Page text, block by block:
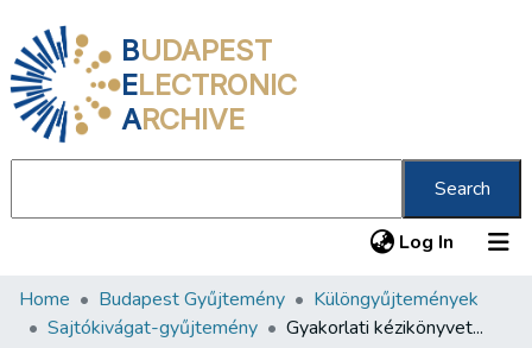
BUDAPEST
ELECTRONIC
ARCHIVE
Search
Log In (current)
Communities & Collections
Home Budapest Gyűjtemény
Különgyűjtemények
Sajtókivágat-gyűjtemény
Gyakorlati kézikönyvet...